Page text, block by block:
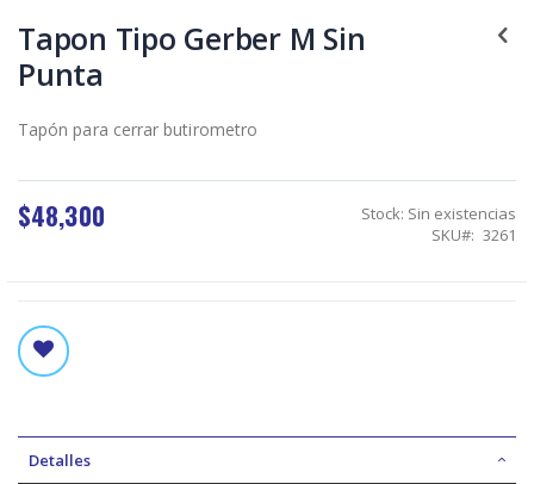
to
the
beginning
of
images
Tapon Tipo Gerber M Sin
Punta
Tapón para cerrar butirometro
$48,300 Stock: Sin existencias
SKU
3261
Detalles